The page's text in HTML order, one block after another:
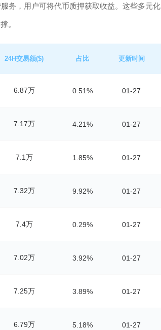
务，用户可将代币质押获取收益。这些多元化
。
24H交易额($) 占比 更新时间
6.87万 0.51% 01-27
7.17万 4.21% 01-27
7.1万 1.85% 01-27
7.32万 9.92% 01-27
7.4万 0.29% 01-27
7.02万 3.92% 01-27
7.25万 3.89% 01-27
6.79万 5.18% 01-27